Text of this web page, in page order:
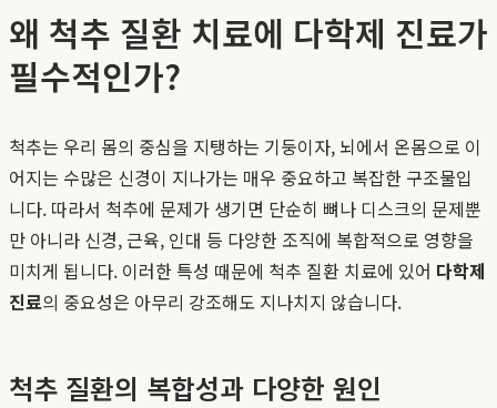
왜 척추 질환 치료에 다학제 진료가
필수적인가?
척추는 우리 몸의 중심을 지탱하는 기둥이자, 뇌에서 온몸으로 이
어지는 수많은 신경이 지나가는 매우 중요하고 복잡한 구조물입
니다. 따라서 척추에 문제가 생기면 단순히 뼈나 디스크의 문제뿐
만 아니라 신경, 근육, 인대 등 다양한 조직에 복합적으로 영향을
미치게 됩니다. 이러한 특성 때문에 척추 질환 치료에 있어 다학제
진료의 중요성은 아무리 강조해도 지나치지 않습니다.
척추 질환의 복합성과 다양한 원인